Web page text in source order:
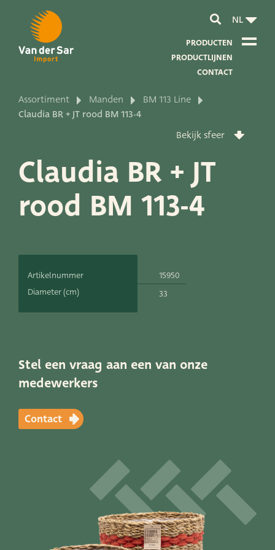
NL
PRODUCTEN
PRODUCTLIJNEN
CONTACT
Over van der Sar Import
Over onze duurzaamheid
Over onze visie en missie
Productontwikkeling
Productlijnen
Terima Kasih
XXL-Products
TC Concept
Assortiment Manden
BM 113 Line
Claudia BR + JT rood BM 113-4
Bekijk sfeer
Claudia BR + JT
rood BM 113-4
Artikelnummer
Diameter (cm)
15950
33
Stel een vraag aan een van onze
medewerkers
Contact